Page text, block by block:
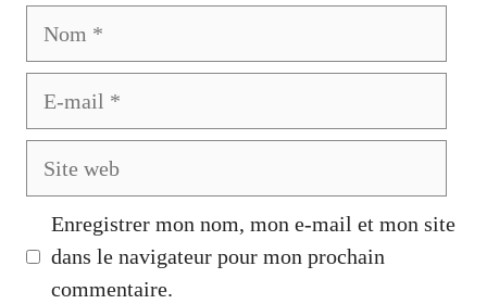
Enregistrer mon nom, mon e-mail et mon site
dans le navigateur pour mon prochain
commentaire.